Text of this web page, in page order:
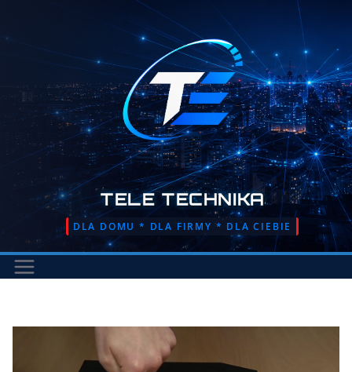
TELE TECHNIKA
DLA DOMU * DLA FIRMY * DLA CIEBIE